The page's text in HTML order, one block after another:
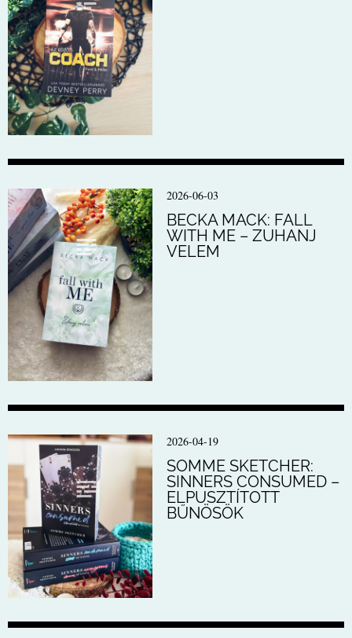
2026-06-03
BECKA MACK: FALL
WITH ME – ZUHANJ
VELEM
2026-04-19
SOMME SKETCHER:
SINNERS CONSUMED –
ELPUSZTÍTOTT
BŰNÖSÖK